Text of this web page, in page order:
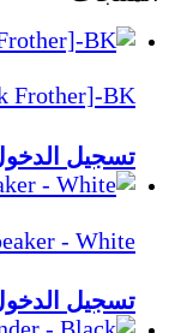
Frother]-BK
تسجيل
- White
تسجيل